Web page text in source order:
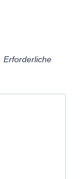
Erforderliche